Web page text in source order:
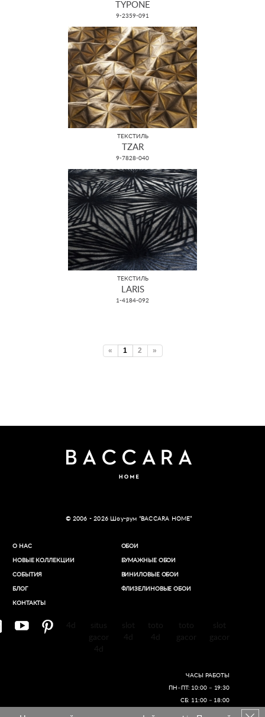
TYPONE
9-2359-091
ТЕКСТИЛЬ
TZAR
9-7828-040
ТЕКСТИЛЬ
LARIS
1-4184-092
« 1 2 »
© 2006 - 2026 Шоу-рум “BACCARA HOME”
О НАС
НОВЫЕ КОЛЛЕКЦИИ
СОБЫТИЯ
БЛОГ
КОНТАКТЫ
ОБОИ
БУМАЖНЫЕ ОБОИ
ВИНИЛОВЫЕ ОБОИ​
ФЛИЗЕЛИНОВЫЕ ОБОИ
ЧАСЫ РАБОТЫ
ПН–ПТ: 10:00 – 19:30
СБ: 11:00 – 18:00